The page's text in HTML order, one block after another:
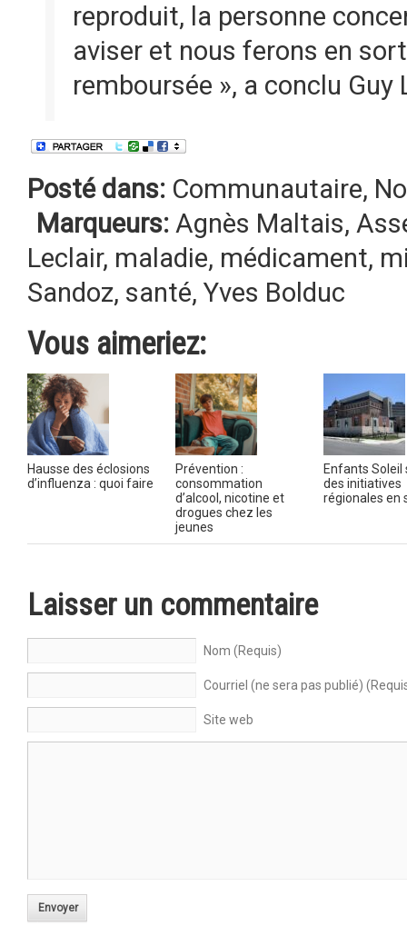
reproduit, la personne
aviser et nous ferons en
remboursée », a conclu Guy
Posté dans: Communautaire,
Marqueurs: Agnès Maltais,
Leclair, maladie, médicament,
Sandoz, santé, Yves Bolduc
Vous aimeriez:
Hausse des éclosions
d’influenza : quoi faire
Prévention :
consommation
d’alcool, nicotine et
drogues chez les
jeunes
Enfants
des initiatives
régionales en
Laisser un commentaire
Nom (Requis)
Courriel (ne sera pas publié)
Site web
Envoyer